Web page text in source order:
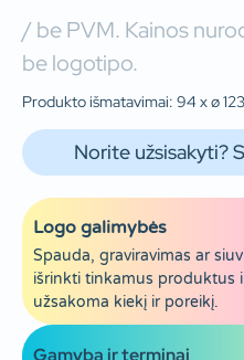
/ be PVM. Kainos
be logotipo.
Produkto išmatavimai: 94 x ø
Norite užsisakyti?
Logo galimybės
Spauda, graviravimas ar
išrinkti tinkamus produktus
užsakoma kiekį ir poreikį.
Gamyba ir terminai